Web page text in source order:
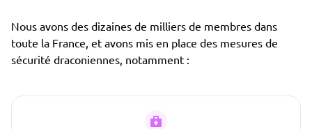
Nous avons des dizaines de milliers de membres dans
toute la France, et avons mis en place des mesures de
sécurité draconiennes, notamment :